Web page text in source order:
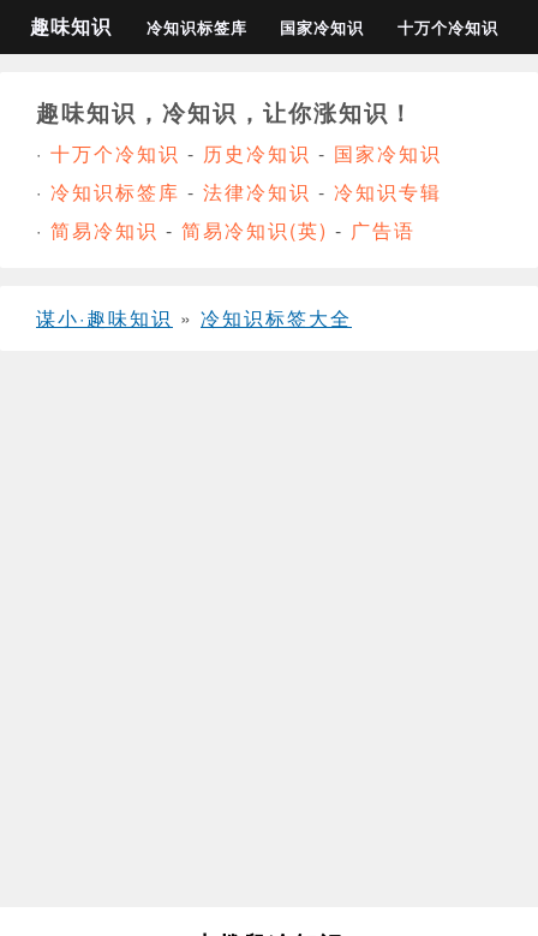
趣味知识 冷知识标签库 国家冷知识 十万个冷知识
趣味知识，冷知识，让你涨知识！
· 十万个冷知识 - 历史冷知识 - 国家冷知识
· 冷知识标签库 - 法律冷知识 - 冷知识专辑
· 简易冷知识 - 简易冷知识(英) - 广告语
谋小·趣味知识 » 冷知识标签大全